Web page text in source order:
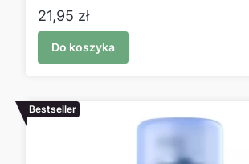
Cena
21,95 zł
Do koszyka
Bestseller